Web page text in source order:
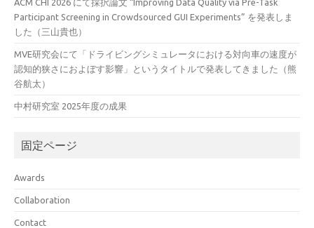
ACM CHI 2026 にて採択論文 “Improving Data Quality via Pre-Task
Participant Screening in Crowdsourced GUI Experiments” を発表しま
した（三山貴也）
MVE研究会にて「ドライビングシミュレータにおける対向車の速度が
認知的狭さにおよぼす影響」というタイトルで発表してきました（熊
谷航太）
中村研究室 2025年度の成果
固定ページ
Awards
Collaboration
Contact